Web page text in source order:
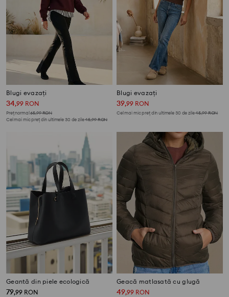
Blugi evazați
34,99 RON
Preț normal65,99RON
Cel mai mic preț din ultimele 30 de zile45,99RON
Blugi evazați
39,99 RON
Cel mai mic preț din ultimele 30 de zile45,99RON
Geantă din piele ecologică
79,99 RON
Geacă matlasată cu glugă
49,99 RON